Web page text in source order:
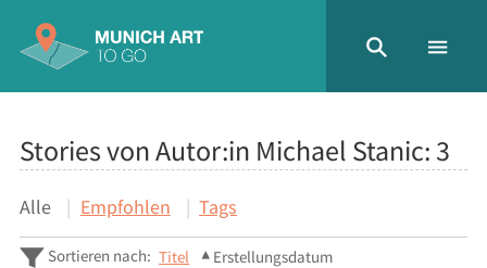
Stories von Autor:in Michael Stanic: 3
Alle Empfohlen Tags
Sortieren nach: Titel Erstellungsdatum